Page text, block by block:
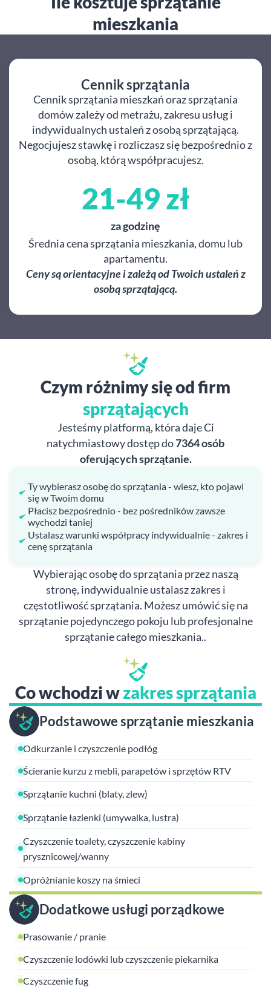
mieszkania
Cennik sprzątania
Cennik sprzątania mieszkań oraz sprzątania
domów zależy od metrażu, zakresu usług i
indywidualnych ustaleń z osobą sprzątającą.
Negocjujesz stawkę i rozliczasz się bezpośrednio z
osobą, którą współpracujesz.
21-49 zł
za godzinę
Średnia cena sprzątania mieszkania, domu lub
apartamentu.
Ceny są orientacyjne i zależą od Twoich ustaleń z
osobą sprzątającą.
Czym różnimy się od firm
sprzątających
Jesteśmy platformą, która daje Ci
natychmiastowy dostęp do7364 osób
oferujących sprzątanie.
Ty wybierasz osobę do sprzątania - wiesz, kto pojawi
się w Twoim domu
Płacisz bezpośrednio - bez pośredników zawsze
wychodzi taniej
Ustalasz warunki współpracy indywidualnie - zakres i
cenę sprzątania
Wybierając osobę do sprzątania przez naszą
stronę, indywidualnie ustalasz zakres i
częstotliwość sprzątania. Możesz umówić się na
sprzątanie pojedynczego pokoju lub profesjonalne
sprzątanie całego mieszkania..
Co wchodzi wzakres sprzątania
Podstawowe sprzątanie mieszkania
Odkurzanie i czyszczenie podłóg
Ścieranie kurzu z mebli, parapetów i sprzętów RTV
Sprzątanie kuchni (blaty, zlew)
Sprzątanie łazienki (umywalka, lustra)
Czyszczenie toalety, czyszczenie kabiny
prysznicowej/wanny
Opróżnianie koszy na śmieci
Dodatkowe usługi porządkowe
Prasowanie / pranie
Czyszczenie lodówki lub czyszczenie piekarnika
Czyszczenie fug